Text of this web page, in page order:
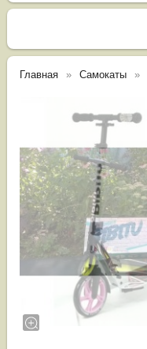
Главная Самокаты